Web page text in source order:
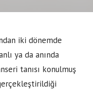
iki dönemde
ya da anında
tanısı konulmuş